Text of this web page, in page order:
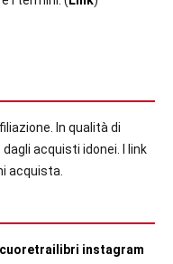
In qualità di
acquisti idonei. I link
acquista.